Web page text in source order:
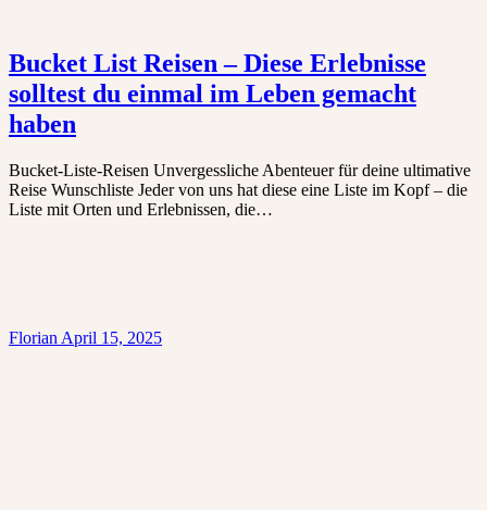
Bucket List Reisen – Diese Erlebnisse
solltest du einmal im Leben gemacht
haben
Bucket-Liste-Reisen Unvergessliche Abenteuer für deine ultimative
Reise Wunschliste Jeder von uns hat diese eine Liste im Kopf – die
Liste mit Orten und Erlebnissen, die…
Florian April 15, 2025